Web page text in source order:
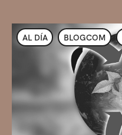
AL DÍA BLOGCOM